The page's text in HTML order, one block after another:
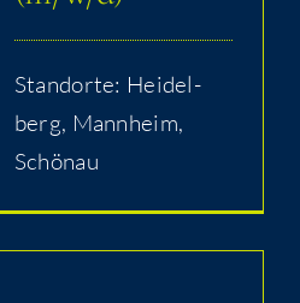
Stand­or­te: Hei­del­
berg, Mann­heim,
Schönau